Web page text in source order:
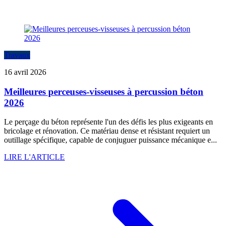
Travaux
16 avril 2026
Meilleures perceuses-visseuses à percussion béton
2026
Le perçage du béton représente l'un des défis les plus exigeants en
bricolage et rénovation. Ce matériau dense et résistant requiert un
outillage spécifique, capable de conjuguer puissance mécanique e...
LIRE L'ARTICLE